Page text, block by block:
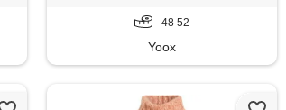
48 52
Yoox